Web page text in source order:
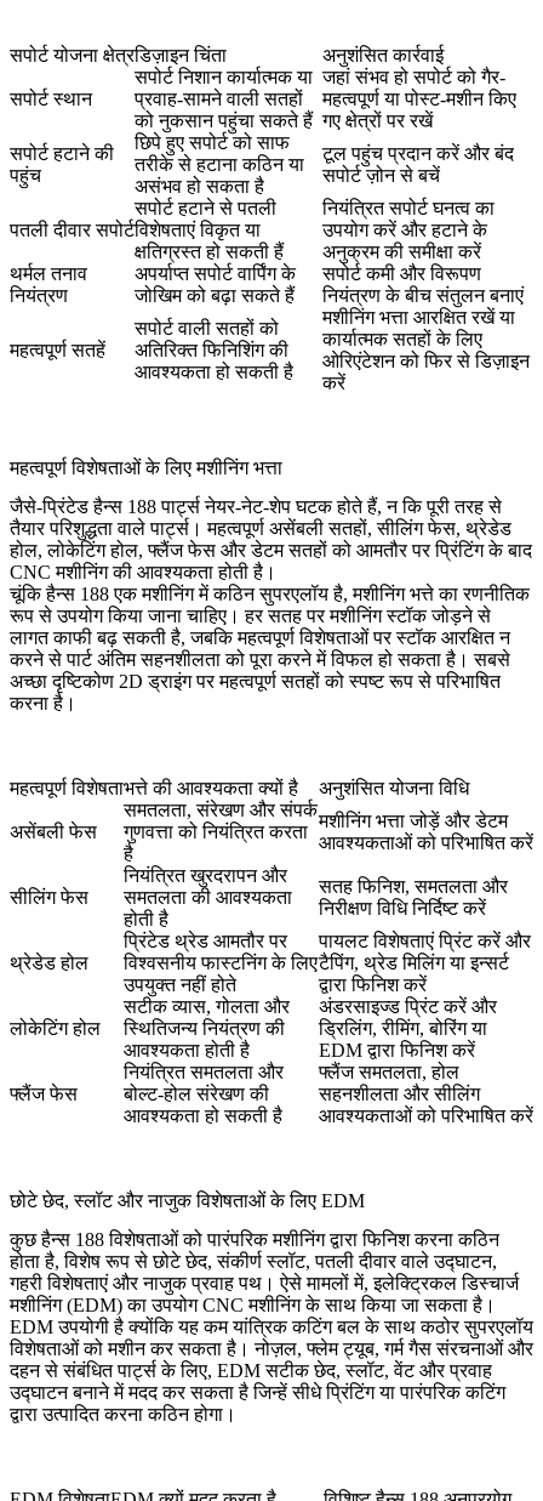
सपोर्ट योजना क्षेत्रडिज़ाइन चिंता अनुशंसित कार्रवाई
सपोर्ट स्थान
सपोर्ट निशान कार्यात्मक या
प्रवाह-सामने वाली सतहों
को नुकसान पहुंचा सकते हैं
जहां संभव हो सपोर्ट को गैर-
महत्वपूर्ण या पोस्ट-मशीन किए
गए क्षेत्रों पर रखें
सपोर्ट हटाने की
पहुंच
छिपे हुए सपोर्ट को साफ
तरीके से हटाना कठिन या
असंभव हो सकता है
टूल पहुंच प्रदान करें और बंद
सपोर्ट ज़ोन से बचें
पतली दीवार सपोर्ट
सपोर्ट हटाने से पतली
विशेषताएं विकृत या
क्षतिग्रस्त हो सकती हैं
नियंत्रित सपोर्ट घनत्व का
उपयोग करें और हटाने के
अनुक्रम की समीक्षा करें
थर्मल तनाव
नियंत्रण
अपर्याप्त सपोर्ट वार्पिंग के
जोखिम को बढ़ा सकते हैं
सपोर्ट कमी और विरूपण
नियंत्रण के बीच संतुलन बनाएं
महत्वपूर्ण सतहें
सपोर्ट वाली सतहों को
अतिरिक्त फिनिशिंग की
आवश्यकता हो सकती है
मशीनिंग भत्ता आरक्षित रखें या
कार्यात्मक सतहों के लिए
ओरिएंटेशन को फिर से डिज़ाइन
करें
महत्वपूर्ण विशेषताओं के लिए मशीनिंग भत्ता
जैसे-प्रिंटेड हैन्स 188 पार्ट्स नेयर-नेट-शेप घटक होते हैं, न कि पूरी तरह से
तैयार परिशुद्धता वाले पार्ट्स। महत्वपूर्ण असेंबली सतहों, सीलिंग फेस, थ्रेडेड
होल, लोकेटिंग होल, फ्लैंज फेस और डेटम सतहों को आमतौर पर प्रिंटिंग के बाद
CNC मशीनिंगकी आवश्यकता होती है।
चूंकि हैन्स 188 एक मशीनिंग में कठिन सुपरएलॉय है, मशीनिंग भत्ते का रणनीतिक
रूप से उपयोग किया जाना चाहिए। हर सतह पर मशीनिंग स्टॉक जोड़ने से
लागत काफी बढ़ सकती है, जबकि महत्वपूर्ण विशेषताओं पर स्टॉक आरक्षित न
करने से पार्ट अंतिम सहनशीलता को पूरा करने में विफल हो सकता है। सबसे
अच्छा दृष्टिकोण 2D ड्राइंग पर महत्वपूर्ण सतहों को स्पष्ट रूप से परिभाषित
करना है।
महत्वपूर्ण विशेषताभत्ते की आवश्यकता क्यों है अनुशंसित योजना विधि
असेंबली फेस
समतलता, संरेखण और संपर्क
गुणवत्ता को नियंत्रित करता
है
मशीनिंग भत्ता जोड़ें और डेटम
आवश्यकताओं को परिभाषित करें
सीलिंग फेस
नियंत्रित खुरदरापन और
समतलता की आवश्यकता
होती है
सतह फिनिश, समतलता और
निरीक्षण विधि निर्दिष्ट करें
थ्रेडेड होल
प्रिंटेड थ्रेड आमतौर पर
विश्वसनीय फास्टनिंग के लिए
उपयुक्त नहीं होते
पायलट विशेषताएं प्रिंट करें और
टैपिंग, थ्रेड मिलिंग या इन्सर्ट
द्वारा फिनिश करें
लोकेटिंग होल
सटीक व्यास, गोलता और
स्थितिजन्य नियंत्रण की
आवश्यकता होती है
अंडरसाइज्ड प्रिंट करें और
ड्रिलिंग, रीमिंग, बोरिंग या
EDM द्वारा फिनिश करें
फ्लैंज फेस
नियंत्रित समतलता और
बोल्ट-होल संरेखण की
आवश्यकता हो सकती है
फ्लैंज समतलता, होल
सहनशीलता और सीलिंग
आवश्यकताओं को परिभाषित करें
छोटे छेद, स्लॉट और नाजुक विशेषताओं के लिए EDM
कुछ हैन्स 188 विशेषताओं को पारंपरिक मशीनिंग द्वारा फिनिश करना कठिन
होता है, विशेष रूप से छोटे छेद, संकीर्ण स्लॉट, पतली दीवार वाले उद्घाटन,
गहरी विशेषताएं और नाजुक प्रवाह पथ। ऐसे मामलों में,इलेक्ट्रिकल डिस्चार्ज
मशीनिंग (EDM)का उपयोग CNC मशीनिंग के साथ किया जा सकता है।
EDM उपयोगी है क्योंकि यह कम यांत्रिक कटिंग बल के साथ कठोर सुपरएलॉय
विशेषताओं को मशीन कर सकता है। नोज़ल, फ्लेम ट्यूब, गर्म गैस संरचनाओं और
दहन से संबंधित पार्ट्स के लिए, EDM सटीक छेद, स्लॉट, वेंट और प्रवाह
उद्घाटन बनाने में मदद कर सकता है जिन्हें सीधे प्रिंटिंग या पारंपरिक कटिंग
द्वारा उत्पादित करना कठिन होगा।